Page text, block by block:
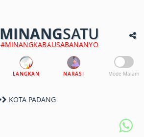
MINANGSATU
#MINANGKABAUSABANANYO
LANGKAN NARASI Mode Malam
KOTA PADANG